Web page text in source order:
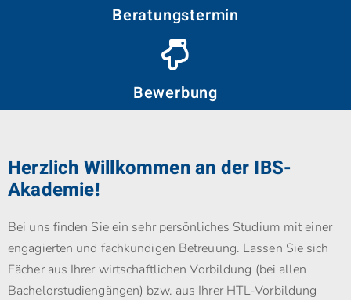
Beratungstermin
Bewerbung
Herzlich Willkommen an der IBS-
Akademie!
Bei uns finden Sie ein sehr persönliches Studium mit einer
engagierten und fachkundigen Betreuung. Lassen Sie sich
Fächer aus Ihrer wirtschaftlichen Vorbildung (bei allen
Bachelorstudiengängen) bzw. aus Ihrer HTL-Vorbildung